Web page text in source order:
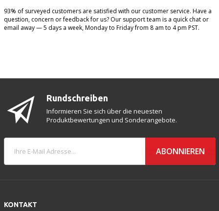
93% of surveyed customers are satisfied with our customer service. Have a
question, concern or feedback for us? Our support team is a quick chat or
email away — 5 days a week, Monday to Friday from 8 am to 4 pm PST.
KONTAKT
Rundschreiben
Informieren Sie sich über die neuesten
Produktbewertungen und Sonderangebote.
ABONNIEREN